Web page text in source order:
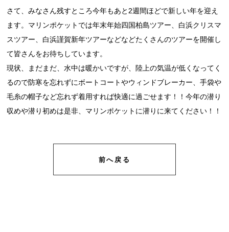
さて、みなさん残すところ今年もあと2週間ほどで新しい年を迎え
ます。マリンポケットでは年末年始四国柏島ツアー、白浜クリスマ
スツアー、白浜謹賀新年ツアーなどなどたくさんのツアーを開催し
て皆さんをお待ちしています。
現状、まだまだ、水中は暖かいですが、陸上の気温が低くなってく
るので防寒を忘れずにボートコートやウィンドブレーカー、手袋や
毛糸の帽子など忘れず着用すれば快適に過ごせます！！今年の潜り
収めや潜り初めは是非、マリンポケットに潜りに来てください！！
前へ戻る